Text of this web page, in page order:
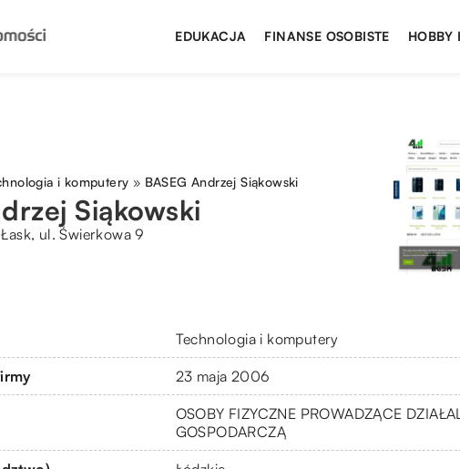
EDUKACJA FINANSE OSOBISTE HOBBY
i komputery » BASEG Andrzej Siąkowski
Siąkowski
ul. Świerkowa 9
Technologia i komputery
23 maja 2006
OSOBY FIZYCZNE PROWADZĄCE
GOSPODARCZĄ